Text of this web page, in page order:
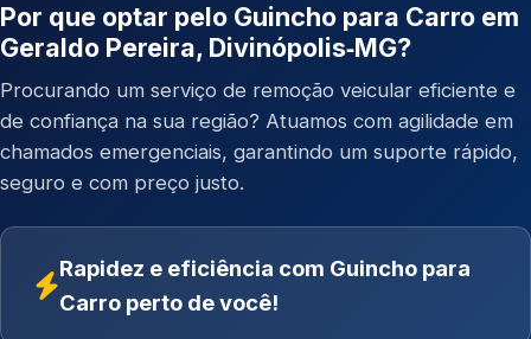
Por que optar pelo Guincho para Carro em
Geraldo Pereira, Divinópolis‑MG?
Procurando um serviço de remoção veicular eficiente e
de confiança na sua região? Atuamos com agilidade em
chamados emergenciais, garantindo um suporte rápido,
seguro e com preço justo.
Rapidez e eficiência com Guincho para
Carro perto de você!